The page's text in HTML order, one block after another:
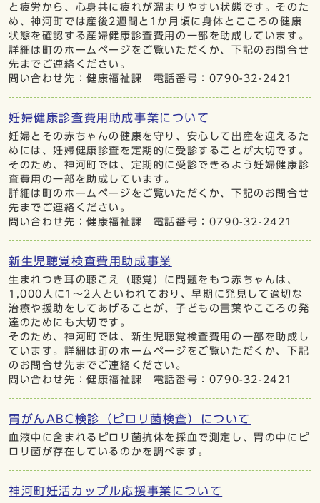
と疲労から、心身共に疲れが溜まりやすい状態です。そのた
め、神河町では産後2週間と1か月頃に身体とこころの健康
状態を確認する産婦健康診査費用の一部を助成しています。
詳細は町のホームページをご覧いただくか、下記のお問合せ
先までご連絡ください。
問い合わせ先：健康福祉課 電話番号：0790-32-2421
妊婦健康診査費用助成事業について
妊婦とその赤ちゃんの健康を守り、安心して出産を迎えるた
めには、妊婦健康診査を定期的に受診することが大切です。
そのため、神河町では、定期的に受診できるよう妊婦健康診
査費用の一部を助成しています。
詳細は町のホームページをご覧いただくか、下記のお問合せ
先までご連絡ください。
問い合わせ先：健康福祉課 電話番号：0790-32-2421
新生児聴覚検査費用助成事業
生まれつき耳の聴こえ（聴覚）に問題をもつ赤ちゃんは、
1,000人に1～2人といわれており、早期に発見して適切な
治療や援助をしてあげることが、子どもの言葉やこころの発
達のためにも大切です。
そのため、神河町では、新生児聴覚検査費用の一部を助成し
ています。詳細は町のホームページをご覧いただくか、下記
のお問合せ先までご連絡ください。
問い合わせ先：健康福祉課 電話番号：0790-32-2421
胃がんABC検診（ピロリ菌検査）について
血液中に含まれるピロリ菌抗体を採血で測定し、胃の中にピ
ロリ菌が存在しているのかを調べます。
神河町妊活カップル応援事業について